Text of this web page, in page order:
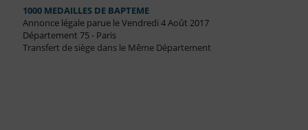
1000 MEDAILLES DE BAPTEME
Annonce légale parue le Vendredi 4 Août 2017
Département 75 - Paris
Transfert de siège dans le Même Département